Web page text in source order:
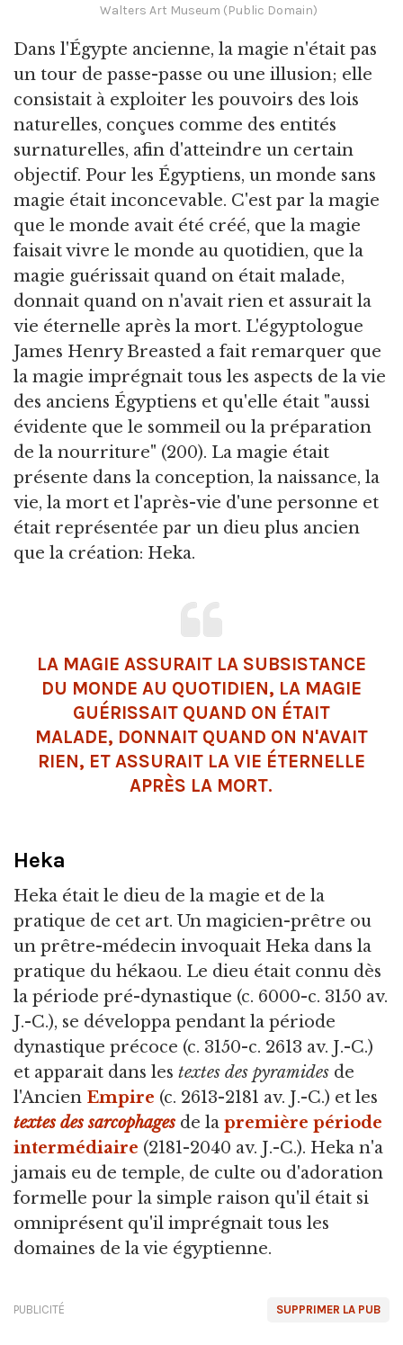
Walters Art Museum (Public Domain)
Dans l'Égypte ancienne, la magie n'était pas
un tour de passe-passe ou une illusion; elle
consistait à exploiter les pouvoirs des lois
naturelles, conçues comme des entités
surnaturelles, afin d'atteindre un certain
objectif. Pour les Égyptiens, un monde sans
magie était inconcevable. C'est par la magie
que le monde avait été créé, que la magie
faisait vivre le monde au quotidien, que la
magie guérissait quand on était malade,
donnait quand on n'avait rien et assurait la
vie éternelle après la mort. L'égyptologue
James Henry Breasted a fait remarquer que
la magie imprégnait tous les aspects de la vie
des anciens Égyptiens et qu'elle était "aussi
évidente que le sommeil ou la préparation
de la nourriture" (200). La magie était
présente dans la conception, la naissance, la
vie, la mort et l'après-vie d'une personne et
était représentée par un dieu plus ancien
que la création: Heka.
LA MAGIE ASSURAIT LA SUBSISTANCE
DU MONDE AU QUOTIDIEN, LA MAGIE
GUÉRISSAIT QUAND ON ÉTAIT
MALADE, DONNAIT QUAND ON N'AVAIT
RIEN, ET ASSURAIT LA VIE ÉTERNELLE
APRÈS LA MORT.
Heka
Heka était le dieu de la magie et de la
pratique de cet art. Un magicien-prêtre ou
un prêtre-médecin invoquait Heka dans la
pratique du hékaou. Le dieu était connu dès
la période pré-dynastique (c. 6000-c. 3150 av.
J.-C.), se développa pendant la période
dynastique précoce (c. 3150-c. 2613 av. J.-C.)
et apparait dans les textes des pyramides de
l'Ancien Empire (c. 2613-2181 av. J.-C.) et les
textes des sarcophages de la première période
intermédiaire (2181-2040 av. J.-C.). Heka n'a
jamais eu de temple, de culte ou d'adoration
formelle pour la simple raison qu'il était si
omniprésent qu'il imprégnait tous les
domaines de la vie égyptienne.
SUPPRIMER LA PUB
PUBLICITÉ